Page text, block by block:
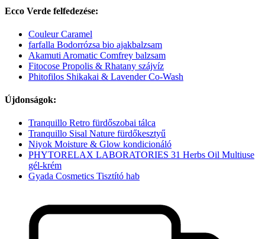
Ecco Verde felfedezése:
Couleur Caramel
farfalla Bodorrózsa bio ajakbalzsam
Akamuti Aromatic Comfrey balzsam
Fitocose Propolis & Rhatany szájvíz
Phitofilos Shikakai & Lavender Co-Wash
Újdonságok:
Tranquillo Retro fürdőszobai tálca
Tranquillo Sisal Nature fürdőkesztyű
Niyok Moisture & Glow kondicionáló
PHYTORELAX LABORATORIES 31 Herbs Oil Multiuse
gél-krém
Gyada Cosmetics Tisztító hab